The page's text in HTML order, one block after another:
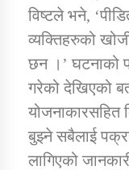
विष्टले भने,
व्यक्तिहरुको
छन ।’ घटनाको
गरेको देखिएको
योजनाकारसहित
बुझ्ने सबैलाई
लागिएको